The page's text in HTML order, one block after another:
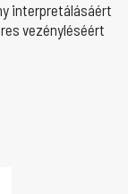
interpretálásáért
vezényléséért